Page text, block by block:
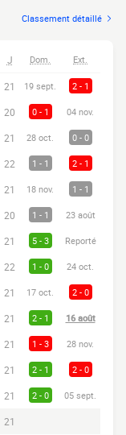
Classement détaillé
J Dom. Ext.
21 19 sept. 2 - 1
20 0 - 1 04 nov.
21 28 oct. 0 - 0
22 1 - 1 2 - 1
21 18 nov. 1 - 1
20 1 - 1 23 août
21 5 - 3 Reporté
22 1 - 0 24 oct.
21 17 oct. 2 - 0
21 2 - 1 16 août
21 1 - 3 28 nov.
21 2 - 1 2 - 0
21 2 - 0 05 sept.
21